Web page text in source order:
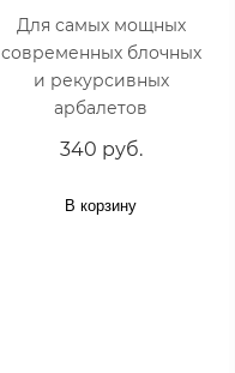
Для самых мощных
современных блочных
и рекурсивных
арбалетов
340 руб.
В корзину